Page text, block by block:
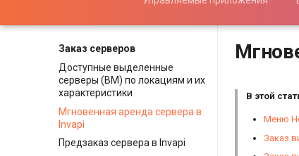
Заказ серверов
Доступные выделенные
серверы (BM) по локациям и их
характеристики
Мгновенная аренда сервера в
Invapi
Предзаказ сервера в Invapi
В этой
Меню
Заказ